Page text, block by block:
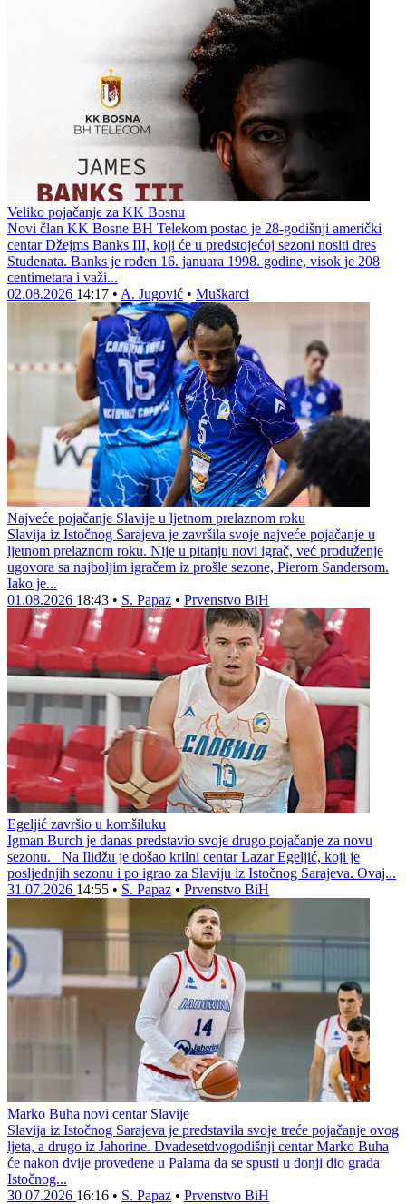
Veliko pojačanje za KK Bosnu
Novi član KK Bosne BH Telekom postao je 28-godišnji američki
centar Džejms Banks III, koji će u predstojećoj sezoni nositi dres
Studenata. Banks je rođen 16. januara 1998. godine, visok je 208
centimetara i važi...
02.08.2026 14:17 • A. Jugović • Muškarci
Najveće pojačanje Slavije u ljetnom prelaznom roku
Slavija iz Istočnog Sarajeva je završila svoje najveće pojačanje u
ljetnom prelaznom roku. Nije u pitanju novi igrač, već produženje
ugovora sa najboljim igračem iz prošle sezone, Pierom Sandersom.
Iako je...
01.08.2026 18:43 • S. Papaz • Prvenstvo BiH
Egeljić završio u komšiluku
Igman Burch je danas predstavio svoje drugo pojačanje za novu
sezonu. Na Ilidžu je došao krilni centar Lazar Egeljić, koji je
posljednjih sezonu i po igrao za Slaviju iz Istočnog Sarajeva. Ovaj...
31.07.2026 14:55 • S. Papaz • Prvenstvo BiH
Marko Buha novi centar Slavije
Slavija iz Istočnog Sarajeva je predstavila svoje treće pojačanje ovog
ljeta, a drugo iz Jahorine. Dvadesetdvogodišnji centar Marko Buha
će nakon dvije provedene u Palama da se spusti u donji dio grada
Istočnog...
30.07.2026 16:16 • S. Papaz • Prvenstvo BiH